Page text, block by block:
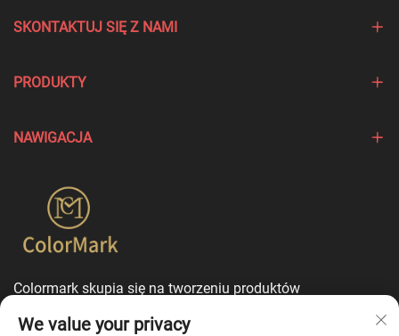
SKONTAKTUJ SIĘ Z NAMI
PRODUKTY
NAWIGACJA
Colormark skupia się na tworzeniu produktów
usługi dostosowania w trybie jednego punktu
We value your privacy